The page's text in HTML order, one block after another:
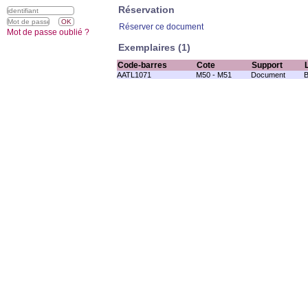
Réservation
Réserver ce document
Exemplaires (1)
Code-barres Cote Support
AATL1071 M50 - M51 Document
Mot de passe oublié ?